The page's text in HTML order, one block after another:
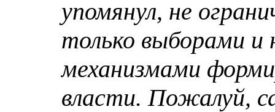
упомянул, не
только выборами и
механизмами
власти. Пожалуй,